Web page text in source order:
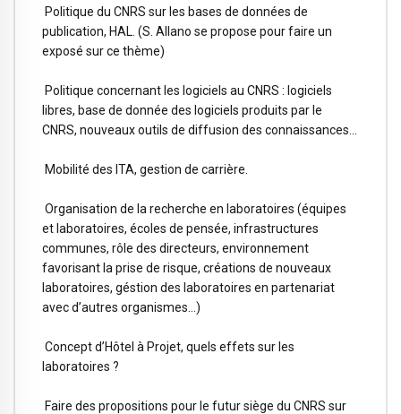
Politique du CNRS sur les bases de données de
publication, HAL. (S. Allano se propose pour faire un
exposé sur ce thème)
Politique concernant les logiciels au CNRS : logiciels
libres, base de donnée des logiciels produits par le
CNRS, nouveaux outils de diffusion des connaissances…
Mobilité des ITA, gestion de carrière.
Organisation de la recherche en laboratoires (équipes
et laboratoires, écoles de pensée, infrastructures
communes, rôle des directeurs, environnement
favorisant la prise de risque, créations de nouveaux
laboratoires, géstion des laboratoires en partenariat
avec d’autres organismes…)
Concept d’Hôtel à Projet, quels effets sur les
laboratoires ?
Faire des propositions pour le futur siège du CNRS sur